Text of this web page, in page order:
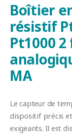
Boîtier
résistif
Pt1000
MA
Le capteur de
dispositif précis
exigeants. Il est